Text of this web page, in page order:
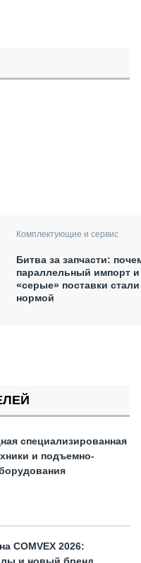
Комплектующие и сервис
Битва за запчасти:
параллельный импорт и
«серые» поставки стали
нормой
специализированная
и подъемно-
COMVEX 2026:
и новый бренд